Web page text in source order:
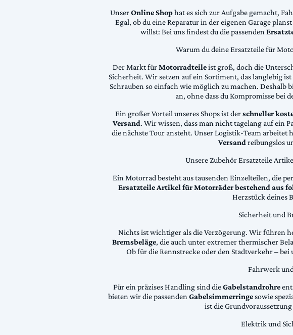
UnserOnline Shophat es sich zur Aufgabe gemacht,
Egal, ob du eine Reparatur in der eigenen Garage
willst: Bei uns findest du die passenden
Warum du deine Ersatzteile für
Der Markt fürMotorradteileist groß, doch die
Sicherheit. Wir setzen auf ein Sortiment, das langlebig
Schrauben so einfach wie möglich zu machen. Deshalb
an, ohne dass du Kompromisse bei
Ein großer Vorteil unseres Shops ist derschneller
Versand. Wir wissen, dass man nicht tagelang auf ein
die nächste Tour ansteht. Unser Logistik-Team arbeitet
Versandreibungslos
Unsere Zubehör Ersatzteile
Ein Motorrad besteht aus tausenden Einzelteilen, die
Ersatzteile Artikel für Motorräder bestehend aus
Herzstück deines
Sicherheit und
Nichts ist wichtiger als die Verzögerung. Wir führen
Bremsbeläge, die auch unter extremer thermischer
Ob für die Rennstrecke oder den Stadtverkehr –
Fahrwerk
Für ein präzises Handling sind dieGabelstandrohre
bieten wir die passendenGabelsimmerringesowie
ist die
Elektrik und